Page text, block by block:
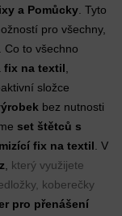
a Pomůcky . Tyto
pro všechny,
to všechno
fix na textil
složce
bez nutnosti
set štětců s
mizící fix na textil . V
který využijete
koberečky
pro přenášení